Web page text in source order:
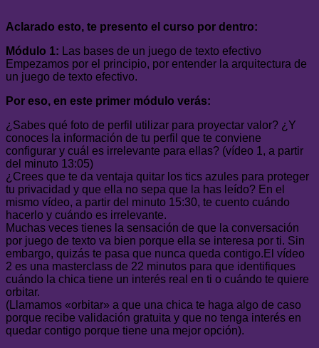
Aclarado esto, te presento el curso por dentro:
Módulo 1: Las bases de un juego de texto efectivo
Empezamos por el principio, por entender la arquitectura de
un juego de texto efectivo.
Por eso, en este primer módulo verás:
¿Sabes qué foto de perfil utilizar para proyectar valor? ¿Y
conoces la información de tu perfil que te conviene
configurar y cuál es irrelevante para ellas? (vídeo 1, a partir
del minuto 13:05)
¿Crees que te da ventaja quitar los tics azules para proteger
tu privacidad y que ella no sepa que la has leído? En el
mismo vídeo, a partir del minuto 15:30, te cuento cuándo
hacerlo y cuándo es irrelevante.
Muchas veces tienes la sensación de que la conversación
por juego de texto va bien porque ella se interesa por ti. Sin
embargo, quizás te pasa que nunca queda contigo.El vídeo
2 es una masterclass de 22 minutos para que identifiques
cuándo la chica tiene un interés real en ti o cuándo te quiere
orbitar.
(Llamamos «orbitar» a que una chica te haga algo de caso
porque recibe validación gratuita y que no tenga interés en
quedar contigo porque tiene una mejor opción).